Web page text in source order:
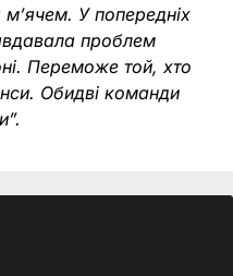
У попередніх
проблем
Переможе той, хто
Обидві команди